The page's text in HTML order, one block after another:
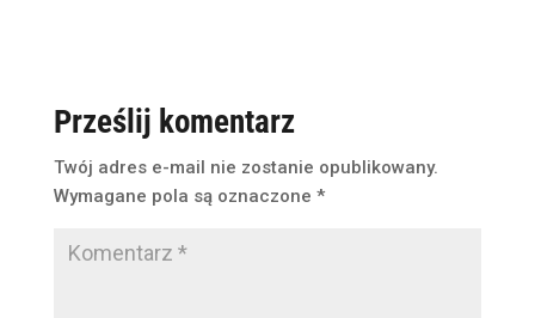
Prześlij komentarz
Twój adres e-mail nie zostanie opublikowany.
Wymagane pola są oznaczone *